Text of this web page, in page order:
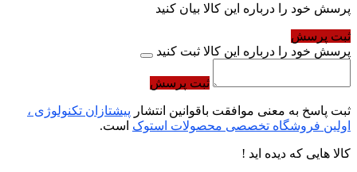
پرسش خود را درباره این کالا بیان کنید
ثبت پرسش
پرسش خود را درباره این کالا ثبت کنید
ثبت پرسش
ثبت پاسخ به معنی موافقت باقوانین انتشار پیشتازان تکنولوژی ،
اولین فروشگاه تخصصی محصولات استوک است.
کالا هایی که دیده اید !